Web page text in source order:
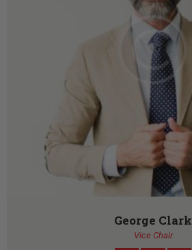
ЦЕНОВНИК
ПИСМО
George Clark
Vice Chair